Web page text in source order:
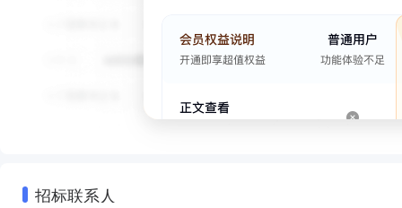
招标联系人